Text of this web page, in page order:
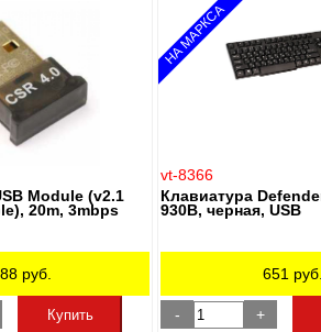
Module (v2.1
20m, 3mbps
руб.
Купить
НА МАРКСА
vt-8366
Клавиатура
930B, черная, USB
651 руб.
- +